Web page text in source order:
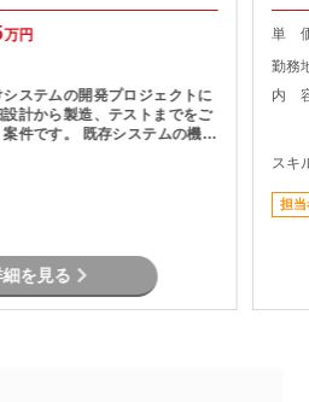
万円
ステムの開発プロジェクトに
計から製造、テストまでをご
存システムの機能
心に対応いただき、長期的に
参画できる環境となっていま
発経験を活かして参画可能で
を見る
援
単
勤務
内
スキ
担当